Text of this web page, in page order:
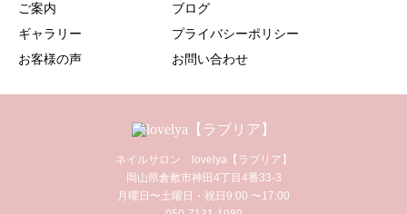
ご案内
ギャラリー
お客様の声
ブログ
プライバシーポリシー
お問い合わせ
ネイルサロン lovelya【ラブリア】
岡山県倉敷市神田4丁目4番33-3
月曜日〜土曜日・祝日9:00 〜17:00